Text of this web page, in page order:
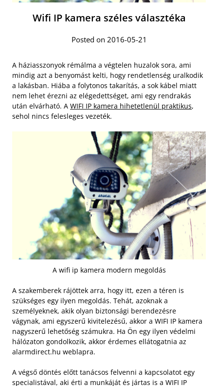
Wifi IP kamera széles választéka
Posted on 2016-05-21
A háziasszonyok rémálma a végtelen huzalok sora, ami
mindig azt a benyomást kelti, hogy rendetlenség uralkodik
a lakásban. Hiába a folytonos takarítás, a sok kábel miatt
nem lehet érezni az elégedettséget, ami egy rendrakás
után elvárható. A WIFI IP kamera hihetetlenül praktikus,
sehol nincs felesleges vezeték.
A wifi ip kamera modern megoldás
A szakemberek rájöttek arra, hogy itt, ezen a téren is
szükséges egy ilyen megoldás. Tehát, azoknak a
személyeknek, akik olyan biztonsági berendezésre
vágynak, ami egyszerű kivitelezésű, akkor a WIFI IP kamera
nagyszerű lehetőség számukra. Ha Ön egy ilyen védelmi
hálózaton gondolkozik, akkor érdemes ellátogatnia az
alarmdirect.hu weblapra.
A végső döntés előtt tanácsos felvenni a kapcsolatot egy
specialistával, aki érti a munkáját és jártas is a WIFI IP